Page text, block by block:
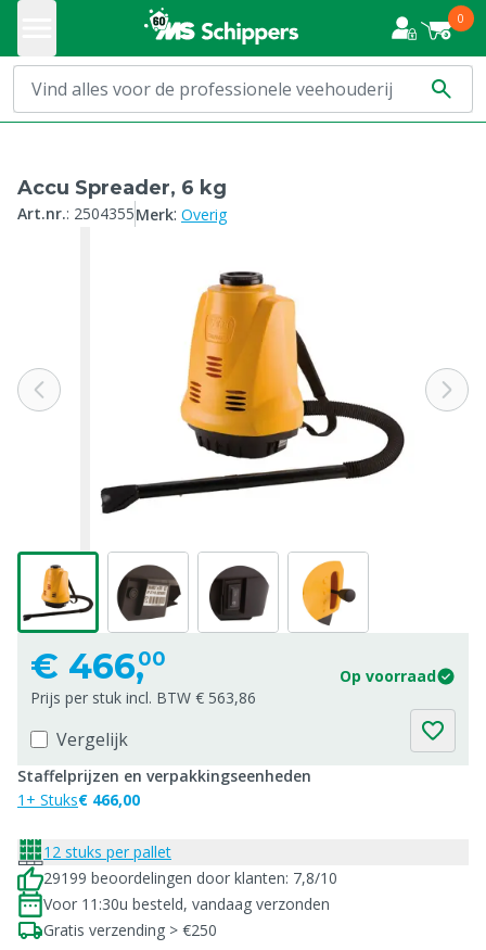
0
Accu Spreader, 6 kg
Art.nr.: 2504355Merk: Overig
€ 466,00
Op voorraad
Prijs per stuk incl. BTW € 563,86
Vergelijk
Staffelprijzen en verpakkingseenheden
1+ Stuks€ 466,00
12 stuks per pallet
29199 beoordelingen door klanten: 7,8/10
Voor 11:30u besteld, vandaag verzonden
Gratis verzending > €250